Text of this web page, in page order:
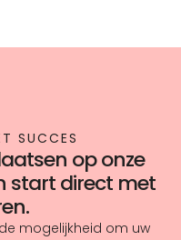
SUCCES
op onze
start direct met
mogelijkheid om uw